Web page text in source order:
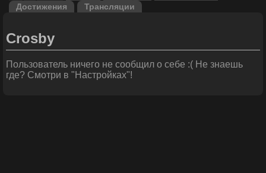
Достижения
Трансляции
Crosby
Пользователь ничего не сообщил о себе :( Не знаешь
где? Смотри в "Настройках"!